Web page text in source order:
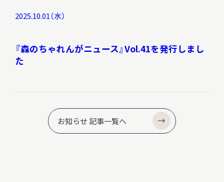
2025.10.01（水）
『森のちゃれんがニュース』Vol.41を発行しまし
た
お知らせ 記事一覧へ